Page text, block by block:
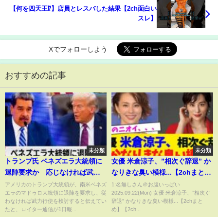
【何を四天王⁉︎】店員とレスバした結果【2ch面白い
スレ】
Xでフォローしよう
おすすめの記事
未分類
トランプ氏 ベネズエラ大統領に
退陣要求か 応じなければ武力
行使を検討
アメリカのトランプ大統領が、南米ベネズ
エラのマドゥロ大統領に退陣を要求し、従
わなければ武力行使を検討すると伝えてい
たと、ロイター通信が1日報...
未分類
女優 米倉涼子、”相次ぐ辞退” か
なりきな臭い模様...【2chまと
め】【2chスレ】【5chスレ】
1:名無しさん＠お腹いっぱい
2025.09.22(Mon) 女優 米倉涼子、”相次ぐ
辞退” かなりきな臭い模様...【2chまと
め】【2ch...